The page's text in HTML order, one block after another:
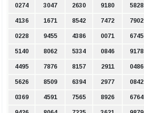
0274 3047 2630 9180 5828
4136 1671 8542 7472 7902
0228 9455 4386 0071 6745
5140 8062 5334 0846 9178
4495 7876 8157 2911 0486
5626 8509 6394 2977 0842
0369 4591 7565 8926 6764